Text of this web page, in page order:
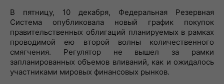
В пятницу, 10 декабря, Федеральная Резервная
Система опубликовала новый график покупок
правительственных облигаций планируемых в рамках
проводимой ею второй волны количественного
смягчения. Регулятор не вышел за рамки
запланированных объемов вливаний, как и ожидалось
участниками мировых финансовых рынков.